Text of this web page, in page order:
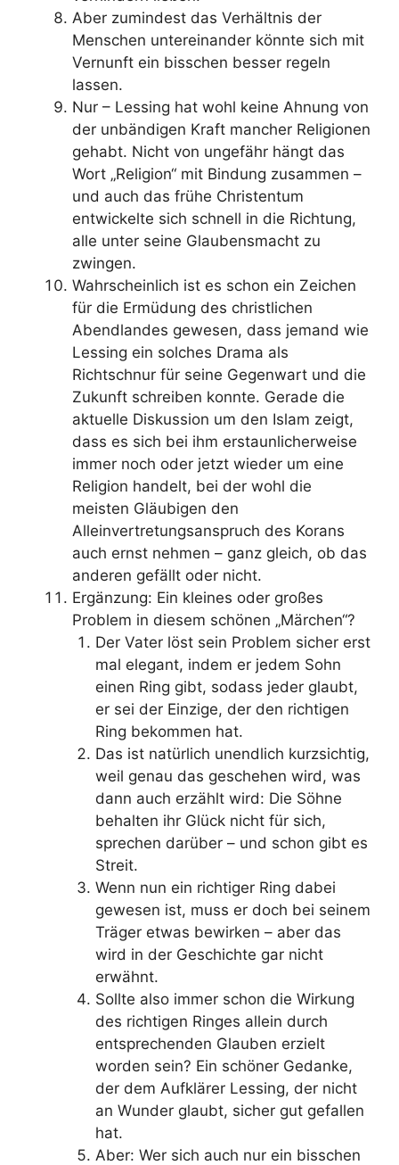
Aber zumindest das Verhältnis der
Menschen untereinander könnte sich mit
Vernunft ein bisschen besser regeln
lassen.
Nur – Lessing hat wohl keine Ahnung von
der unbändigen Kraft mancher Religionen
gehabt. Nicht von ungefähr hängt das
Wort „Religion“ mit Bindung zusammen –
und auch das frühe Christentum
entwickelte sich schnell in die Richtung,
alle unter seine Glaubensmacht zu
zwingen.
Wahrscheinlich ist es schon ein Zeichen
für die Ermüdung des christlichen
Abendlandes gewesen, dass jemand wie
Lessing ein solches Drama als
Richtschnur für seine Gegenwart und die
Zukunft schreiben konnte. Gerade die
aktuelle Diskussion um den Islam zeigt,
dass es sich bei ihm erstaunlicherweise
immer noch oder jetzt wieder um eine
Religion handelt, bei der wohl die
meisten Gläubigen den
Alleinvertretungsanspruch des Korans
auch ernst nehmen – ganz gleich, ob das
anderen gefällt oder nicht.
Ergänzung: Ein kleines oder großes
Problem in diesem schönen „Märchen“?
Der Vater löst sein Problem sicher erst
mal elegant, indem er jedem Sohn
einen Ring gibt, sodass jeder glaubt,
er sei der Einzige, der den richtigen
Ring bekommen hat.
Das ist natürlich unendlich kurzsichtig,
weil genau das geschehen wird, was
dann auch erzählt wird: Die Söhne
behalten ihr Glück nicht für sich,
sprechen darüber – und schon gibt es
Streit.
Wenn nun ein richtiger Ring dabei
gewesen ist, muss er doch bei seinem
Träger etwas bewirken – aber das
wird in der Geschichte gar nicht
erwähnt.
Sollte also immer schon die Wirkung
des richtigen Ringes allein durch
entsprechenden Glauben erzielt
worden sein? Ein schöner Gedanke,
der dem Aufklärer Lessing, der nicht
an Wunder glaubt, sicher gut gefallen
hat.
Aber: Wer sich auch nur ein bisschen